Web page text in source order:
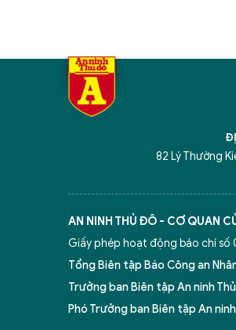
82 Lý Thường
AN NINH THỦ ĐÔ - CƠ QUAN
Giấy phép hoạt động báo chí số
Tổng Biên tập Báo Công an
Trưởng ban Biên tập An ninh
Phó Trưởng ban Biên tập An